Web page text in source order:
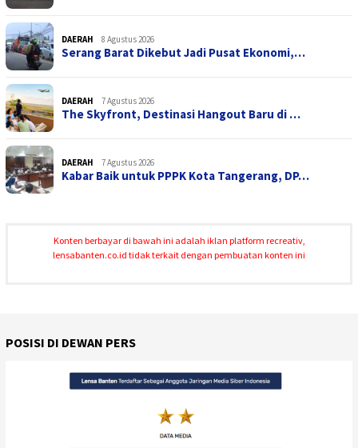
DAERAH 8 Agustus 2026
Serang Barat Dikebut Jadi Pusat Ekonomi,…
DAERAH 7 Agustus 2026
The Skyfront, Destinasi Hangout Baru di …
DAERAH 7 Agustus 2026
Kabar Baik untuk PPPK Kota Tangerang, DP…
Konten berbayar di bawah ini adalah iklan platform recreativ,
lensabanten.co.id tidak terkait dengan pembuatan konten ini
POSISI DI DEWAN PERS